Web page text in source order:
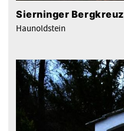
Sierninger Bergkreuz
Haunoldstein